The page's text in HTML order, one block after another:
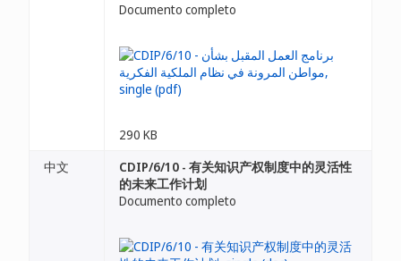
Documento completo
290 KB
中文
CDIP/6/10 - 有关知识产权制度中的灵活性
的未来工作计划
Documento completo